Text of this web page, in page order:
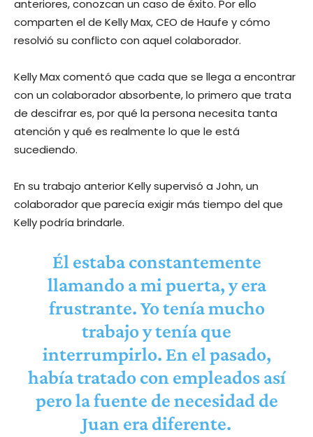
anteriores, conozcan un caso de éxito. Por ello
comparten el de Kelly Max, CEO de Haufe y cómo
resolvió su conflicto con aquel colaborador.
Kelly Max comentó que cada que se llega a encontrar
con un colaborador absorbente, lo primero que trata
de descifrar es, por qué la persona necesita tanta
atención y qué es realmente lo que le está
sucediendo.
En su trabajo anterior Kelly supervisó a John, un
colaborador que parecía exigir más tiempo del que
Kelly podría brindarle.
Él estaba constantemente
llamando a mi puerta, y era
frustrante. Yo tenía mucho
trabajo y tenía que
interrumpirlo. En el pasado,
había tratado con empleados así
pero la fuente de necesidad de
Juan era diferente.